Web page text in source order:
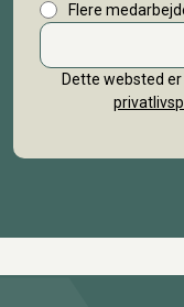
Flere
Dette websted